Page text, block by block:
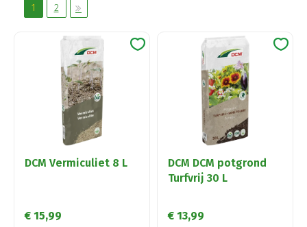
1 2
DCM Vermiculiet 8 L
€ 15,99
DCM DCM potgrond
Turfvrij 30 L
€ 13,99